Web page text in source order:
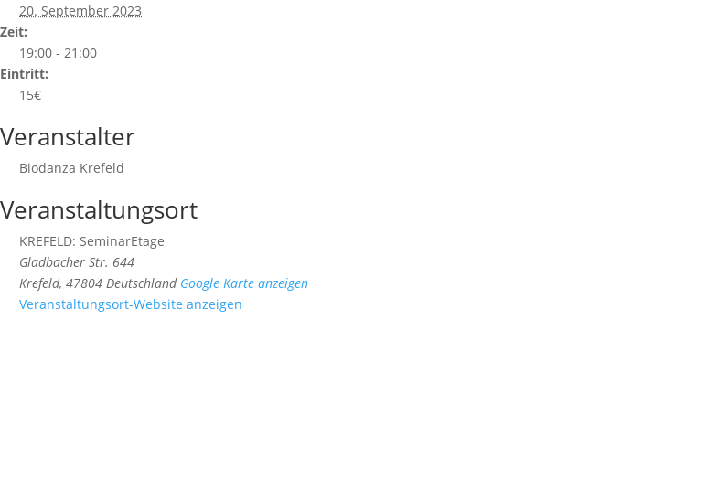
20. September 2023
Zeit:
19:00 - 21:00
Eintritt:
15€
Veranstalter
Biodanza Krefeld
Veranstaltungsort
KREFELD: SeminarEtage
Gladbacher Str. 644
Krefeld, 47804 Deutschland Google Karte anzeigen
Veranstaltungsort-Website anzeigen